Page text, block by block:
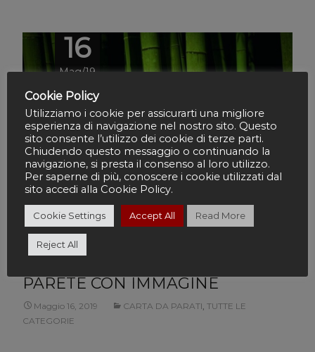
16
Mag/19
PARETE CON IMMAGINE
Maggio 16, 2019 CARTA DA PARATI, TUTTE LE
CATEGORIE
Cookie Policy
Utilizziamo i cookie per assicurarti una migliore
esperienza di navigazione nel nostro sito. Questo
sito consente l’utilizzo dei cookie di terze parti.
Chiudendo questo messaggio o continuando la
navigazione, si presta il consenso al loro utilizzo.
Per saperne di più, conoscere i cookie utilizzati dal
sito accedi alla Cookie Policy.
Cookie Settings Accept All Read More
Reject All